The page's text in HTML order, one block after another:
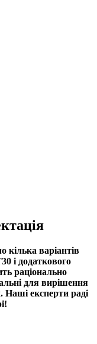
кілька варіантів
і додаткового
раціонально
для вирішення
Наші експерти раді